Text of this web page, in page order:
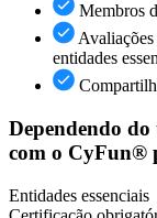
Membros
entidades
Dependendo
com o CyFun®
Entidades essenciais